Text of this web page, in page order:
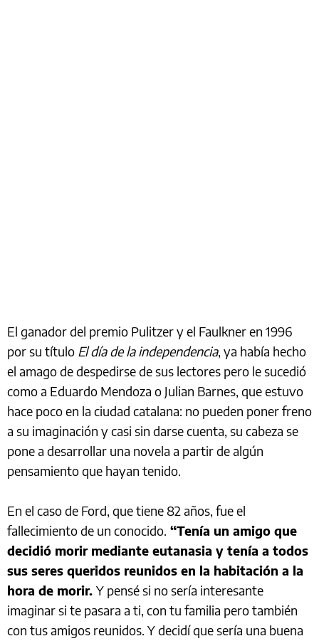
El ganador del premio Pulitzer y el Faulkner en 1996
por su título El día de la independencia, ya había hecho
el amago de despedirse de sus lectores pero le sucedió
como a Eduardo Mendoza o Julian Barnes, que estuvo
hace poco en la ciudad catalana: no pueden poner freno
a su imaginación y casi sin darse cuenta, su cabeza se
pone a desarrollar una novela a partir de algún
pensamiento que hayan tenido.
En el caso de Ford, que tiene 82 años, fue el
fallecimiento de un conocido. “Tenía un amigo que
decidió morir mediante eutanasia y tenía a todos
sus seres queridos reunidos en la habitación a la
hora de morir. Y pensé si no sería interesante
imaginar si te pasara a ti, con tu familia pero también
con tus amigos reunidos. Y decidí que sería una buena